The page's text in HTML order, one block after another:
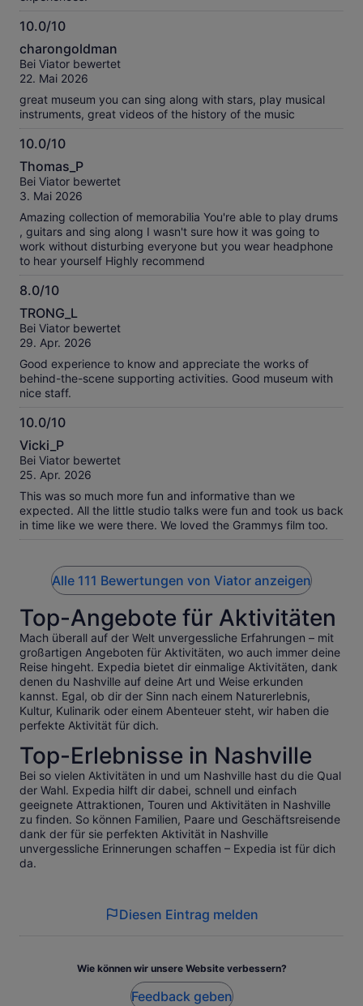
10.0/10
10.0
von
10
charongoldman
Bei Viator bewertet
22. Mai 2026
great museum you can sing along with stars, play musical
instruments, great videos of the history of the music
10.0/10
10.0
von
10
Thomas_P
Bei Viator bewertet
3. Mai 2026
Amazing collection of memorabilia You're able to play drums
, guitars and sing along I wasn't sure how it was going to
work without disturbing everyone but you wear headphone
to hear yourself Highly recommend
8.0/10
8.0
von
10
TRONG_L
Bei Viator bewertet
29. Apr. 2026
Good experience to know and appreciate the works of
behind-the-scene supporting activities. Good museum with
nice staff.
10.0/10
10.0
von
10
Vicki_P
Bei Viator bewertet
25. Apr. 2026
This was so much more fun and informative than we
expected. All the little studio talks were fun and took us back
in time like we were there. We loved the Grammys film too.
Alle 111 Bewertungen von Viator anzeigen
Top-Angebote für Aktivitäten
Mach überall auf der Welt unvergessliche Erfahrungen – mit
großartigen Angeboten für Aktivitäten, wo auch immer deine
Reise hingeht. Expedia bietet dir einmalige Aktivitäten, dank
denen du Nashville auf deine Art und Weise erkunden
kannst. Egal, ob dir der Sinn nach einem Naturerlebnis,
Kultur, Kulinarik oder einem Abenteuer steht, wir haben die
perfekte Aktivität für dich.
Top-Erlebnisse in Nashville
Bei so vielen Aktivitäten in und um Nashville hast du die Qual
der Wahl. Expedia hilft dir dabei, schnell und einfach
geeignete Attraktionen, Touren und Aktivitäten in Nashville
zu finden. So können Familien, Paare und Geschäftsreisende
dank der für sie perfekten Aktivität in Nashville
unvergessliche Erinnerungen schaffen – Expedia ist für dich
da.
Diesen Eintrag melden
Wie können wir unsere Website verbessern?
Feedback geben